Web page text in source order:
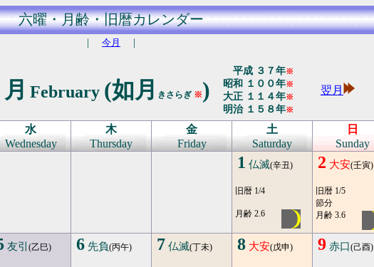
六曜・月齢・旧暦カレンダー
｜ 今月 ｜
February (如月 きさらぎ ※)
平成 ３７年※
昭和 １００年※
大正 １１４年※
明治 １５８年※
翌月
水
Wednesday
木
Thursday
金
Friday
土
Saturday
日
Sunday
1 仏滅(辛丑)
旧暦 1/4
月齢 2.6
2 大安(壬寅)
旧暦 1/5
節分
月齢 3.6
友引 (乙巳) 6 先負(丙午) 7 仏滅(丁未) 8 大安(戊申) 9 赤口(己酉)